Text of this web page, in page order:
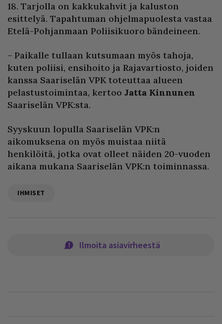
18. Tarjolla on kakkukahvit ja kaluston
esittelyä. Tapahtuman ohjelmapuolesta vastaa
Etelä-Pohjanmaan Poliisikuoro bändeineen.
– Paikalle tullaan kutsumaan myös tahoja,
kuten poliisi, ensihoito ja Rajavartiosto, joiden
kanssa Saariselän VPK toteuttaa alueen
pelastustoimintaa, kertoo Jatta Kinnunen
Saariselän VPK:sta.
Syyskuun lopulla Saariselän VPK:n
aikomuksena on myös muistaa niitä
henkilöitä, jotka ovat olleet näiden 20-vuoden
aikana mukana Saariselän VPK:n toiminnassa.
IHMISET
Ilmoita asiavirheestä